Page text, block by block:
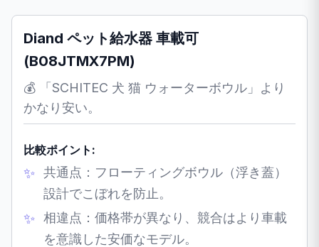
Diand ペット給水器 車載可
(B08JTMX7PM)
💰 「SCHITEC 犬 猫 ウォーターボウル」より
かなり安い。
比較ポイント:
共通点：フローティングボウル（浮き蓋）
設計でこぼれを防止。
相違点：価格帯が異なり、競合はより車載
を意識した安価なモデル。